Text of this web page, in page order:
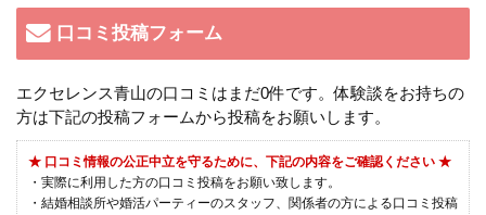
口コミ投稿フォーム
エクセレンス青山の口コミはまだ0件です。体験談をお持ちの
方は下記の投稿フォームから投稿をお願いします。
★ 口コミ情報の公正中立を守るために、下記の内容をご確認ください ★
・実際に利用した方の口コミ投稿をお願い致します。
・結婚相談所や婚活パーティーのスタッフ、関係者の方による口コミ投稿